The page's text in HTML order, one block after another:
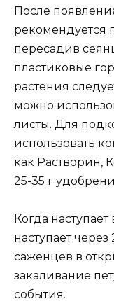
После
рекомендуется
пересадив
пластиковые
растения
можно
листы. Для
использовать
как Растворин,
25-35 г
Когда
наступает
саженцев в
закаливание
события.